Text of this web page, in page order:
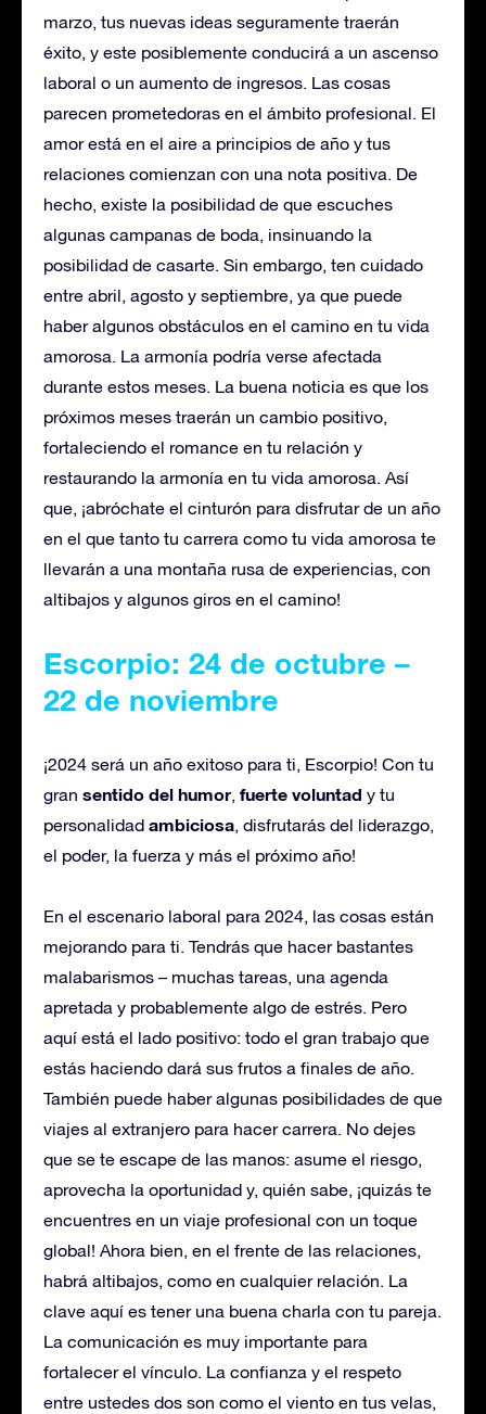
marzo, tus nuevas ideas seguramente traerán
éxito, y este posiblemente conducirá a un ascenso
laboral o un aumento de ingresos. Las cosas
parecen prometedoras en el ámbito profesional. El
amor está en el aire a principios de año y tus
relaciones comienzan con una nota positiva. De
hecho, existe la posibilidad de que escuches
algunas campanas de boda, insinuando la
posibilidad de casarte. Sin embargo, ten cuidado
entre abril, agosto y septiembre, ya que puede
haber algunos obstáculos en el camino en tu vida
amorosa. La armonía podría verse afectada
durante estos meses. La buena noticia es que los
próximos meses traerán un cambio positivo,
fortaleciendo el romance en tu relación y
restaurando la armonía en tu vida amorosa. Así
que, ¡abróchate el cinturón para disfrutar de un año
en el que tanto tu carrera como tu vida amorosa te
llevarán a una montaña rusa de experiencias, con
altibajos y algunos giros en el camino!
Escorpio: 24 de octubre –
22 de noviembre
¡2024 será un año exitoso para ti, Escorpio! Con tu
gran sentido del humor, fuerte voluntad y tu
personalidad ambiciosa, disfrutarás del liderazgo,
el poder, la fuerza y más el próximo año!
En el escenario laboral para 2024, las cosas están
mejorando para ti. Tendrás que hacer bastantes
malabarismos – muchas tareas, una agenda
apretada y probablemente algo de estrés. Pero
aquí está el lado positivo: todo el gran trabajo que
estás haciendo dará sus frutos a finales de año.
También puede haber algunas posibilidades de que
viajes al extranjero para hacer carrera. No dejes
que se te escape de las manos: asume el riesgo,
aprovecha la oportunidad y, quién sabe, ¡quizás te
encuentres en un viaje profesional con un toque
global! Ahora bien, en el frente de las relaciones,
habrá altibajos, como en cualquier relación. La
clave aquí es tener una buena charla con tu pareja.
La comunicación es muy importante para
fortalecer el vínculo. La confianza y el respeto
entre ustedes dos son como el viento en tus velas,